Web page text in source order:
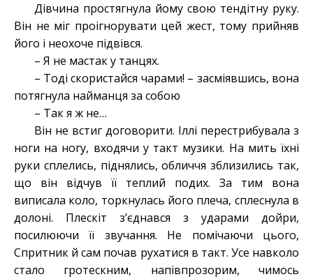
Дівчина простягнула йому свою тендітну руку.
Він не міг проігнорувати цей жест, тому прийняв
його і неохоче підвівся.
– Я не мастак у танцях.
– Тоді скористайся чарами! – засміявшись, вона
потягнула найманця за собою
– Так я ж не…
Він не встиг договорити. Іллі перестрибувала з
ноги на ногу, входячи у такт музики. На мить їхні
руки сплелись, піднялись, обличчя зблизились так,
що він відчув її теплий подих. За тим вона
виписала коло, торкнулась його плеча, сплеснула в
долоні. Плескіт з’єднався з ударами дойри,
посилюючи її звучання. Не помічаючи цього,
Спритник й сам почав рухатися в такт. Усе навколо
стало гротескним, напівпрозорим, чимось